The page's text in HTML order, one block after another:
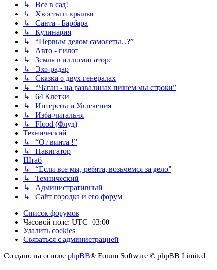
↳ Все в сад!
↳ Хвосты и крылья
↳ Санта - Барбара
↳ Кулинария
↳ “Первым делом самолеты...?”
↳ Авто - пилот
↳ Земля в иллюминаторе
↳ Эхо-радар
↳ Сказка о двух генералах
↳ “Чаган - на развалинах пишем мы строки”
↳ 64 Клетки
↳ Интересы и Увлечения
↳ Изба-читальня
↳ Flood (Флуд)
Технический
↳ “От винта !”
↳ Навигатор
Штаб
↳ “Если все мы, ребята, возьмемся за дело”
↳ Технический
↳ Административный
↳ Сайт городка и его форум
Список форумов
Часовой пояс: UTC+03:00
Удалить cookies
Связаться с администрацией
Создано на основе phpBB® Forum Software © phpBB Limited